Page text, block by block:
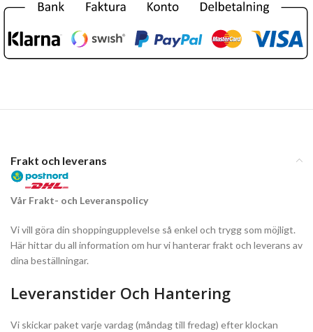
Frakt och leverans
Vår Frakt- och Leveranspolicy
Vi vill göra din shoppingupplevelse så enkel och trygg som möjligt.
Här hittar du all information om hur vi hanterar frakt och leverans av
dina beställningar.
Leveranstider Och Hantering
Vi skickar paket varje vardag (måndag till fredag) efter klockan